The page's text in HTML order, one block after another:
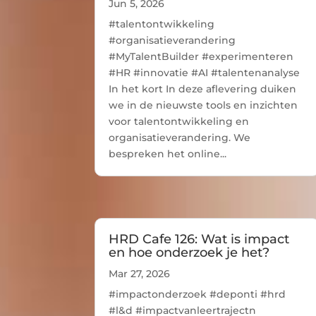
Jun 5, 2026
#talentontwikkeling
#organisatieverandering
#MyTalentBuilder #experimenteren
#HR #innovatie #AI #talentenanalyse
In het kort In deze aflevering duiken
we in de nieuwste tools en inzichten
voor talentontwikkeling en
organisatieverandering. We
bespreken het online...
HRD Cafe 126: Wat is impact
en hoe onderzoek je het?
Mar 27, 2026
#impactonderzoek #deponti #hrd
#l&d #impactvanleertrajectn